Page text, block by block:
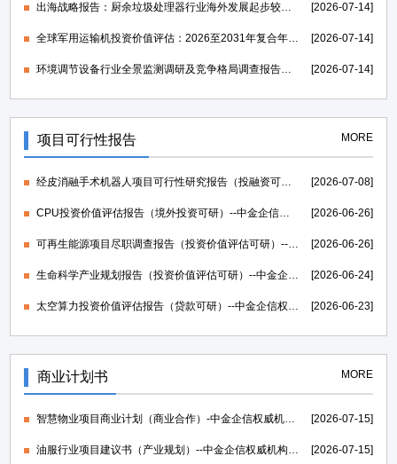
出海战略报告：厨余垃圾处理器行业海外发展起步较早，行业成熟度高-中金企信发布 [2026-07-14]
全球军用运输机投资价值评估：2026至2031年复合年均增长率维持在1.39%-中金企信发布 [2026-07-14]
环境调节设备行业全景监测调研及竞争格局调查报告（可定制）-中金企信发布 [2026-07-14]
项目可行性报告 MORE
经皮消融手术机器人项目可行性研究报告（投融资可研）--中金企信权威机构编制 [2026-07-08]
CPU投资价值评估报告（境外投资可研）--中金企信权威机构编制 [2026-06-26]
可再生能源项目尽职调查报告（投资价值评估可研）--中金企信权威机构编制 [2026-06-26]
生命科学产业规划报告（投资价值评估可研）--中金企信权威机构编制 [2026-06-24]
太空算力投资价值评估报告（贷款可研）--中金企信权威机构编制 [2026-06-23]
商业计划书 MORE
智慧物业项目商业计划（商业合作）-中金企信权威机构编制 [2026-07-15]
油服行业项目建议书（产业规划）--中金企信权威机构编制 [2026-07-15]